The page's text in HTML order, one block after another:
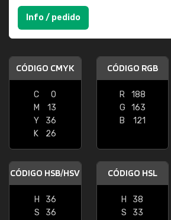
Info / pedido
CÓDIGO CMYK
C
0
M
13
Y
36
K
26
CÓDIGO RGB
R
188
G
163
B
121
CÓDIGO HSB/HSV
H
36
S
36
CÓDIGO HSL
H
38
S
33